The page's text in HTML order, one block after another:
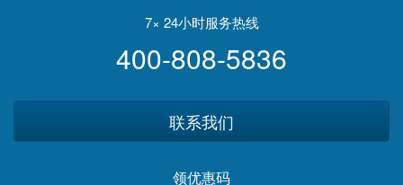
7× 24小时服务热线
400-808-5836
联系我们
领优惠码